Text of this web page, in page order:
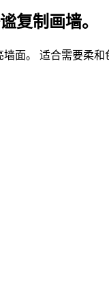
复制画墙。
面。 适合需要柔